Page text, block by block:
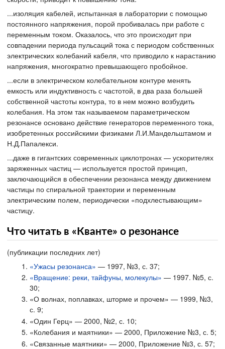
...изоляция кабелей, испытанная в лаборатории с помощью
постоянного напряжения, порой пробивалась при работе с
переменным током. Оказалось, что это происходит при
совпадении периода пульсаций тока с периодом собственных
электрических колебаний кабеля, что приводило к нарастанию
напряжения, многократно превышающего пробойное.
...если в электрическом колебательном контуре менять
емкость или индуктивность с частотой, в два раза большей
собственной частоты контура, то в нем можно возбудить
колебания. На этом так называемом параметрическом
резонансе основано действие генераторов переменного тока,
изобретенных российскими физиками Л.И.Мандельштамом и
Н.Д.Папалекси.
...даже в гигантских современных циклотронах — ускорителях
заряженных частиц — используется простой принцип,
заключающийся в обеспечении резонанса между движением
частицы по спиральной траектории и переменным
электрическим полем, периодически «подхлестывающим»
частицу.
Что читать в «Кванте» о резонансе
(публикации последних лет)
«Ужасы резонанса» — 1997, №3, с. 37;
«Вращение: реки, тайфуны, молекулы» — 1997. №5, с.
30;
«О волнах, поплавках, шторме и прочем» — 1999, №3,
с. 9;
«Один Герц» — 2000, №2, с. 10;
«Колебания и маятники» — 2000, Приложение №3, с. 5;
«Связанные маятники» — 2000, Приложение №3, с. 57;